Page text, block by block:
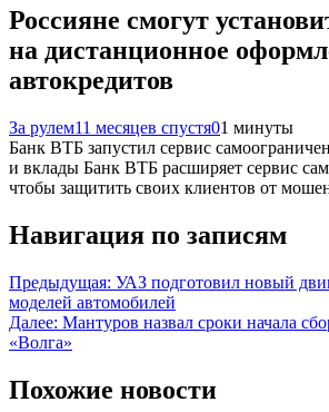
Россияне смогут
на дистанционное
автокредитов
За рулем11 месяцев спустя01 минуты
Банк ВТБ запустил сервис
и вклады Банк ВТБ расширяет сервис
чтобы защитить своих клиентов от
Навигация по записям
Предыдущая: УАЗ подготовил новый
моделей автомобилей
Далее: Мантуров назвал сроки начала
«Волга»
Похожие новости